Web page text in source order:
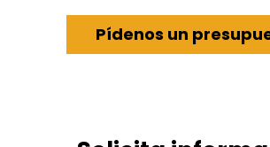
Pídenos un